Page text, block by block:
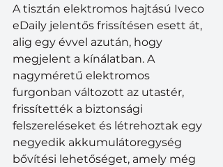
A tisztán elektromos hajtású Iveco
eDaily jelentős frissítésen esett át,
alig egy évvel azután, hogy
megjelent a kínálatban. A
nagyméretű elektromos
furgonban változott az utastér,
frissítették a biztonsági
felszereléseket és létrehoztak egy
negyedik akkumulátoregység
bővítési lehetőséget, amely még